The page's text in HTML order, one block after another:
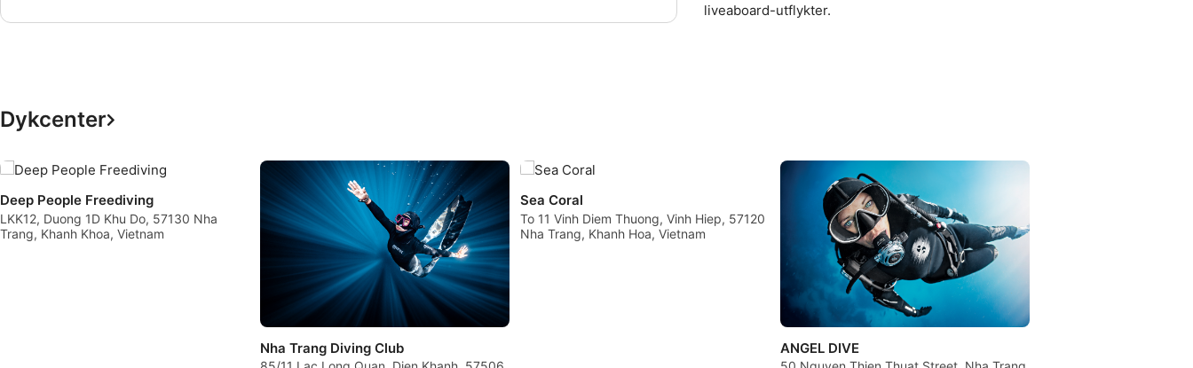
liveaboard-utflykter.
Dykcenter
Deep People Freediving
LKK12, Duong 1D Khu Do, 57130 Nha
Trang, Khanh Khoa, Vietnam
Nha Trang Diving Club
Sea Coral
To 11 Vinh Diem Thuong, Vinh Hiep, 57120
Nha Trang, Khanh Hoa, Vietnam
ANGEL DIVE